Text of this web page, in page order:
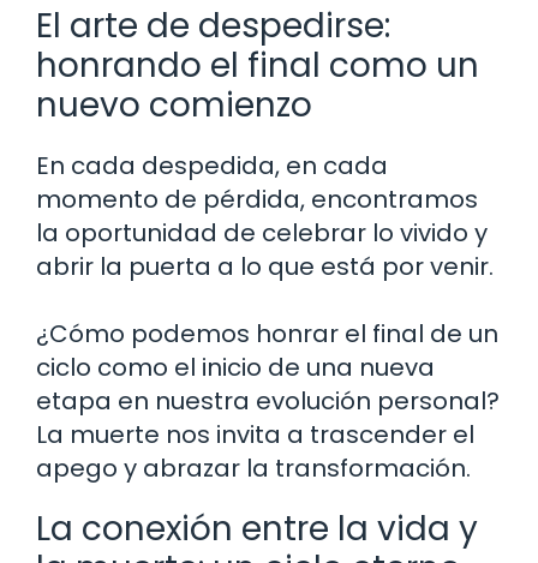
El arte de despedirse:
honrando el final como un
nuevo comienzo
En cada despedida, en cada
momento de pérdida, encontramos
la oportunidad de celebrar lo vivido y
abrir la puerta a lo que está por venir.
¿Cómo podemos honrar el final de un
ciclo como el inicio de una nueva
etapa en nuestra evolución personal?
La muerte nos invita a trascender el
apego y abrazar la transformación.
La conexión entre la vida y